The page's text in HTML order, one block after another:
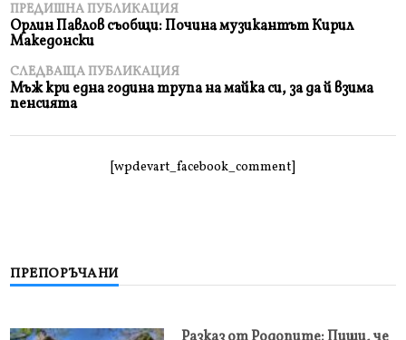
ПРЕДИШНА ПУБЛИКАЦИЯ
Орлин Павлов съобщи: Почина музикантът Кирил
Македонски
СЛЕДВАЩА ПУБЛИКАЦИЯ
Мъж кри една година трупа на майка си, за да й взима
пенсията
[wpdevart_facebook_comment]
ПРЕПОРЪЧАНИ